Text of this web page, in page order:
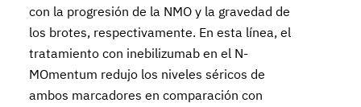
con la progresión de la NMO y la gravedad de
los brotes, respectivamente. En esta línea, el
tratamiento con inebilizumab en el N-
MOmentum redujo los niveles séricos de
ambos marcadores en comparación con